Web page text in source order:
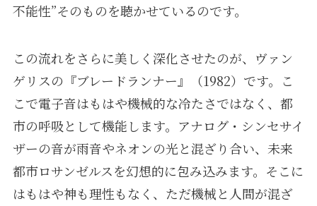
不能性”そのものを聴かせているのです。
この流れをさらに美しく深化させたのが、ヴァン
ゲリスの『ブレードランナー』（1982）です。こ
こで電子音はもはや機械的な冷たさではなく、都
市の呼吸として機能します。アナログ・シンセサイ
ザーの音が雨音やネオンの光と混ざり合い、未来
都市ロサンゼルスを幻想的に包み込みます。そこに
はもはや神も理性もなく、ただ機械と人間が混ざ